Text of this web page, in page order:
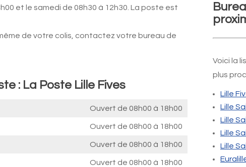
et le samedi de 08h30 à 12h30. La poste est
de votre colis, contactez votre bureau de
: La Poste Lille Fives
Ouvert de 08h00 à 18h00
Ouvert de 08h00 à 18h00
Ouvert de 08h00 à 18h00
Ouvert de 08h00 à 18h00
Voici la
plus
Lille
Lille
Lille
Lille
Lille